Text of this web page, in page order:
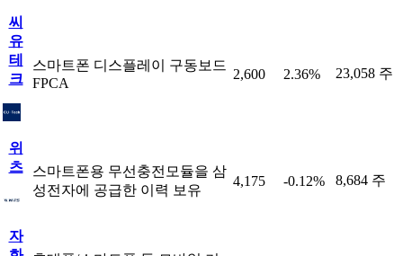
씨
유
테
크
스마트폰 디스플레이 구동보드
FPCA
2,600 2.36% 23,058 주
위
츠
스마트폰용 무선충전모듈을 삼
성전자에 공급한 이력 보유
4,175 -0.12% 8,684 주
자